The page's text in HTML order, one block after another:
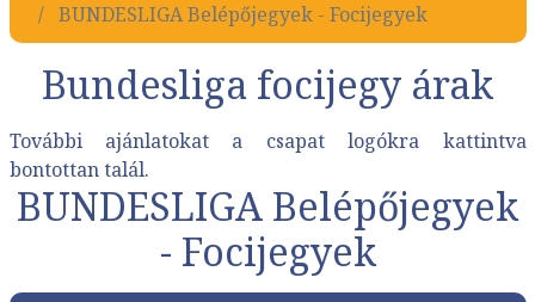
BUNDESLIGA Belépőjegyek - Focijegyek
Bundesliga focijegy árak
További ajánlatokat a csapat logókra kattintva
bontottan talál.
BUNDESLIGA Belépőjegyek
- Focijegyek